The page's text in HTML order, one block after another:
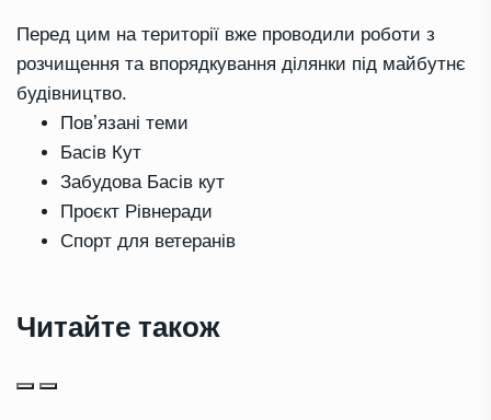
Перед цим на території вже проводили роботи з
розчищення та впорядкування ділянки під майбутнє
будівництво.
Повʼязані теми
Басів Кут
Забудова Басів кут
Проєкт Рівнеради
Спорт для ветеранів
Читайте також